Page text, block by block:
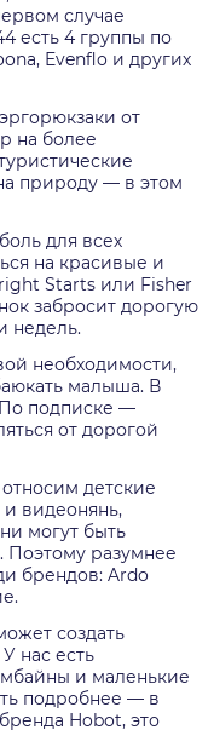
случае
есть 4 группы по
Evenflo и других
от
на более
природу — в этом
для всех
на красивые и
Starts или Fisher
забросит дорогую
недель.
необходимости,
малыша. В
По подписке —
от дорогой
детские
и видеонянь,
могут быть
Поэтому разумнее
брендов: Ardo
создать
нас есть
и маленькие
подробнее — в
Hobot, это